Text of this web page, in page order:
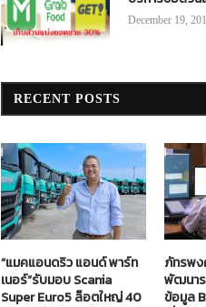
December 19,
RECENT POSTS
“แมคแอนดริว แอนด์ พาร์ท
เนอร์”รับมอบ Scania
Super Euro5 ล็อตใหญ่ 40
ภัทรพง
พัฒนาร
ข้อมูล